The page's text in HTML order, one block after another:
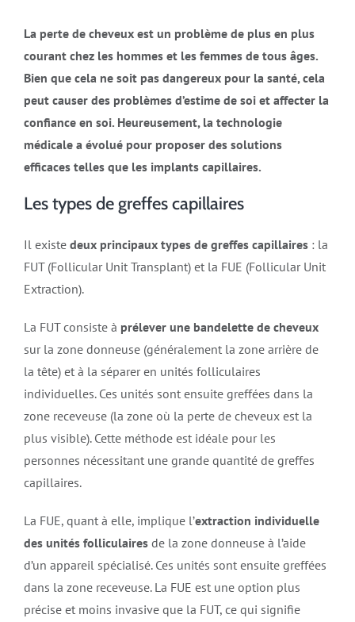
La perte de cheveux est un problème de plus en plus
courant chez les hommes et les femmes de tous âges.
Bien que cela ne soit pas dangereux pour la santé, cela
peut causer des problèmes d’estime de soi et affecter la
confiance en soi. Heureusement, la technologie
médicale a évolué pour proposer des solutions
efficaces telles que les implants capillaires.
Les types de greffes capillaires
Il existe deux principaux types de greffes capillaires : la
FUT (Follicular Unit Transplant) et la FUE (Follicular Unit
Extraction).
La FUT consiste à prélever une bandelette de cheveux
sur la zone donneuse (généralement la zone arrière de
la tête) et à la séparer en unités folliculaires
individuelles. Ces unités sont ensuite greffées dans la
zone receveuse (la zone où la perte de cheveux est la
plus visible). Cette méthode est idéale pour les
personnes nécessitant une grande quantité de greffes
capillaires.
La FUE, quant à elle, implique l’extraction individuelle
des unités folliculaires de la zone donneuse à l’aide
d’un appareil spécialisé. Ces unités sont ensuite greffées
dans la zone receveuse. La FUE est une option plus
précise et moins invasive que la FUT, ce qui signifie